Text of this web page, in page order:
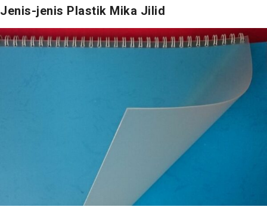
Jenis-jenis Plastik Mika Jilid